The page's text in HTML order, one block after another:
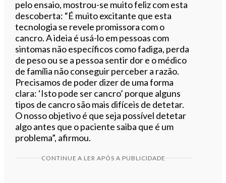
pelo ensaio, mostrou-se muito feliz com esta
descoberta: “É muito excitante que esta
tecnologia se revele promissora com o
cancro. A ideia é usá-lo em pessoas com
sintomas não específicos como fadiga, perda
de peso ou se a pessoa sentir dor e o médico
de família não conseguir perceber a razão.
Precisamos de poder dizer de uma forma
clara: ‘Isto pode ser cancro’ porque alguns
tipos de cancro são mais difíceis de detetar.
O nosso objetivo é que seja possível detetar
algo antes que o paciente saiba que é um
problema”, afirmou.
CONTINUE A LER APÓS A PUBLICIDADE